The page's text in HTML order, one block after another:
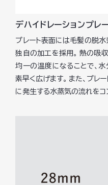
デハイドレーションプレ
プレート表面には毛髪の脱水
独自の加工を採用。 熱の吸
均一の温度になることで、
素早く広げます。 また、プレ
に発生する水蒸気の流れをコ